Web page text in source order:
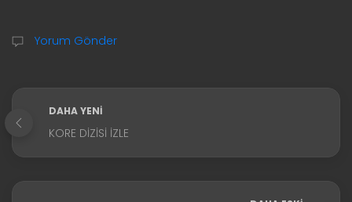
Yorum Gönder
DAHA YENI
KORE DIZISI İZLE